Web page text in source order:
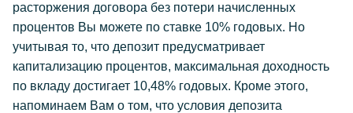
расторжения договора без потери начисленных
процентов Вы можете по ставке 10% годовых. Но
учитывая то, что депозит предусматривает
капитализацию процентов, максимальная доходность
по вкладу достигает 10,48% годовых. Кроме этого,
напоминаем Вам о том, что условия депозита